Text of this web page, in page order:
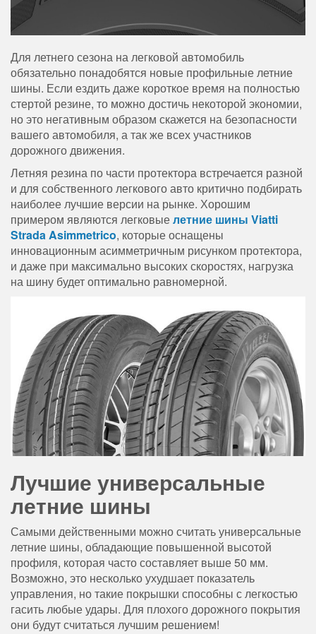
Для летнего сезона на легковой автомобиль
обязательно понадобятся новые профильные летние
шины. Если ездить даже короткое время на полностью
стертой резине, то можно достичь некоторой экономии,
но это негативным образом скажется на безопасности
вашего автомобиля, а так же всех участников
дорожного движения.
Летняя резина по части протектора встречается разной
и для собственного легкового авто критично подбирать
наиболее лучшие версии на рынке. Хорошим
примером являются легковыелетние шины Viatti
Strada Asimmetrico, которые оснащены
инновационным асимметричным рисунком протектора,
и даже при максимально высоких скоростях, нагрузка
на шину будет оптимально равномерной.
Лучшие универсальные
летние шины
Самыми действенными можно считать универсальные
летние шины, обладающие повышенной высотой
профиля, которая часто составляет выше 50 мм.
Возможно, это несколько ухудшает показатель
управления, но такие покрышки способны с легкостью
гасить любые удары. Для плохого дорожного покрытия
они будут считаться лучшим решением!